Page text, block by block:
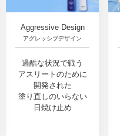
Aggressive Design
アグレッシブデザイン
過酷な状況で戦う
アスリートのために
開発された
塗り直しのいらない
日焼け止め